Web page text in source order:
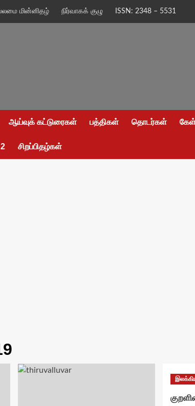
மின்னிதழ் நிர்வாகக் குழு ISSN: 2348 – 5531
ஆய்வுக் கட்டுரைகள் பத்திகள் தொடர்கள்
சிறப்பிதழ்கள்